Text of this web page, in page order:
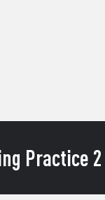
Practice 2